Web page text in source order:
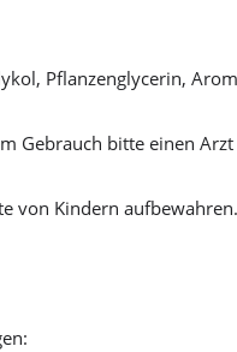
Pflanzenglycerin,
Gebrauch bitte einen
von Kindern